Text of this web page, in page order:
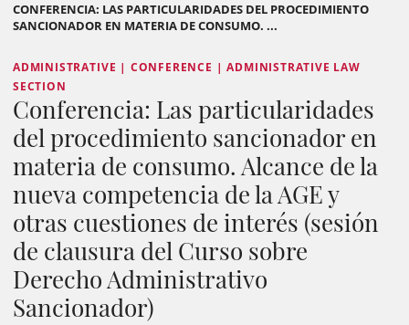
CONFERENCIA: LAS PARTICULARIDADES DEL PROCEDIMIENTO
SANCIONADOR EN MATERIA DE CONSUMO. ...
ADMINISTRATIVE | CONFERENCE | ADMINISTRATIVE LAW
SECTION
Conferencia: Las particularidades
del procedimiento sancionador en
materia de consumo. Alcance de la
nueva competencia de la AGE y
otras cuestiones de interés (sesión
de clausura del Curso sobre
Derecho Administrativo
Sancionador)